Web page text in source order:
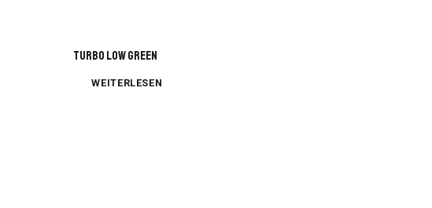
TURBO LOW GREEN
WEITERLESEN